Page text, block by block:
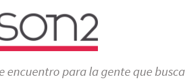
encuentro para la gente que busca